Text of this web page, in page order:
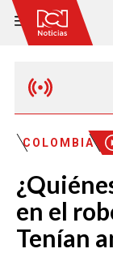
COLOMBIA
en el
Tenían